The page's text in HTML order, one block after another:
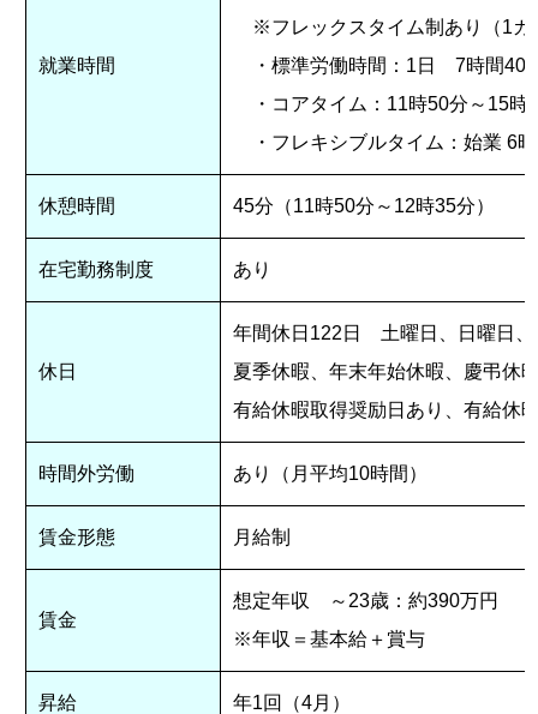
就業時間
※フレックスタイム制あり（1カ
・標準労働時間：1日 7時間40
・コアタイム：11時50分～15時
・フレキシブルタイム：始業 6
休憩時間 45分（11時50分～12時35分）
在宅勤務制度 あり
休日
年間休日122日 土曜日、日曜日、
夏季休暇、年末年始休暇、慶弔休
有給休暇取得奨励日あり、有給休
時間外労働 あり（月平均10時間）
賃金形態 月給制
賃金
想定年収 ～23歳：約390万円
※年収＝基本給＋賞与
昇給 年1回（4月）